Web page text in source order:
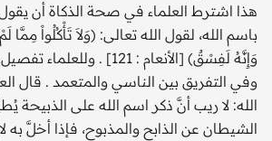
هذا اشترط العلماء في صحة الذكاة أن
باسم الله، لقول الله تعالى: (وَلاَ تَأْكُلُواْ مِمَّا
وَإِنَّهُ لَفِسْقٌ) [الأنعام : 121] .
وفي التفريق بين الناسي والمتعمد . قال
الله: لا ريب أنَّ ذكر اسم الله على الذبيحة
الشيطان عن الذابح والمذبوح، فإذا أخلَّ